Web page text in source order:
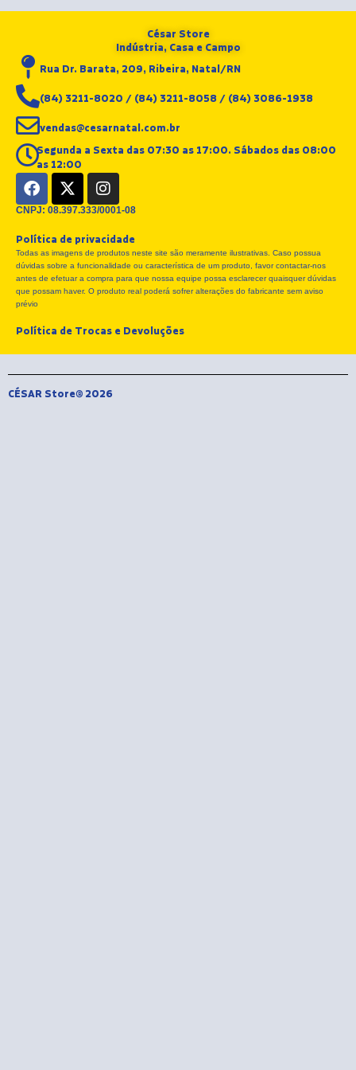
César Store
Indústria, Casa e Campo
Rua Dr. Barata, 209, Ribeira, Natal/RN
(84) 3211-8020 / (84) 3211-8058 / (84) 3086-1938
vendas@cesarnatal.com.br
Segunda a Sexta das 07:30 as 17:00. Sábados das 08:00
as 12:00
F
a
c
b
o
o
k
X
-
t
i
t
t
e
I
n
s
a
g
r
a
CNPJ: 08.397.333/0001-08
Política de privacidade
Todas as imagens de produtos neste site são meramente ilustrativas. Caso possua
dúvidas sobre a funcionalidade ou característica de um produto, favor contactar-nos
antes de efetuar a compra para que nossa equipe possa esclarecer quaisquer dúvidas
que possam haver. O produto real poderá sofrer alterações do fabricante sem aviso
prévio
Política de Trocas e Devoluções
CÉSAR Store® 2026